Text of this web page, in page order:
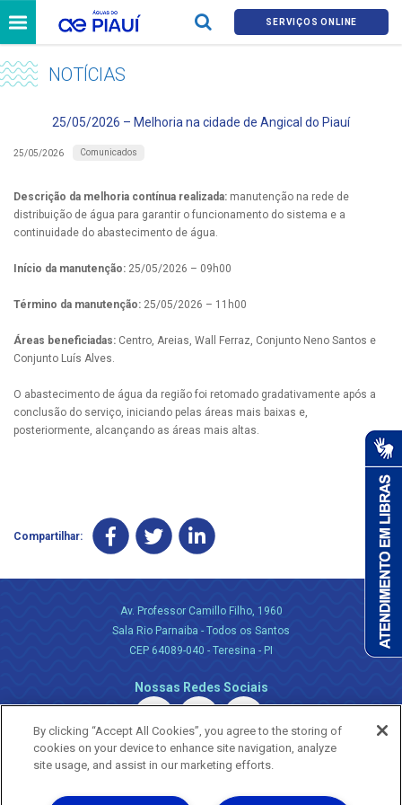
SERVIÇOS ONLINE
NOTÍCIAS
25/05/2026 – Melhoria na cidade de Angical do Piauí
25/05/2026 Comunicados
Descrição da melhoria contínua realizada: manutenção na rede de
distribuição de água para garantir o funcionamento do sistema e a
continuidade do abastecimento de água.
Início da manutenção: 25/05/2026 – 09h00
Término da manutenção: 25/05/2026 – 11h00
Áreas beneficiadas: Centro, Areias, Wall Ferraz, Conjunto Neno Santos e
Conjunto Luís Alves.
O abastecimento de água da região foi retomado gradativamente após a
conclusão do serviço, iniciando pelas áreas mais baixas e,
posteriormente, alcançando as áreas mais altas.
Compartilhar:
Av. Professor Camillo Filho, 1960
Sala Rio Parnaiba - Todos os Santos
CEP 64089-040 - Teresina - PI
Nossas Redes Sociais
By clicking “Accept All Cookies”, you agree to the storing of
cookies on your device to enhance site navigation, analyze
site usage, and assist in our marketing efforts.